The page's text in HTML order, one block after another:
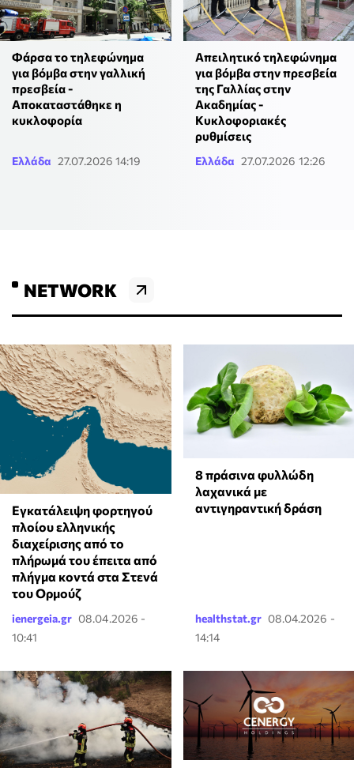
Φάρσα το τηλεφώνημα
για βόμβα στην γαλλική
πρεσβεία -
Αποκαταστάθηκε η
κυκλοφορία
Ελλάδα 27.07.2026 14:19
Απειλητικό τηλεφώνημα
για βόμβα στην πρεσβεία
της Γαλλίας στην
Ακαδημίας -
Κυκλοφοριακές
ρυθμίσεις
Ελλάδα 27.07.2026 12:26
NETWORK
Εγκατάλειψη φορτηγού
πλοίου ελληνικής
διαχείρισης από το
πλήρωμά του έπειτα από
πλήγμα κοντά στα Στενά
του Ορμούζ
ienergeia.gr 08.04.2026 -
10:41
8 πράσινα φυλλώδη
λαχανικά με
αντιγηραντική δράση
healthstat.gr 08.04.2026 -
14:14